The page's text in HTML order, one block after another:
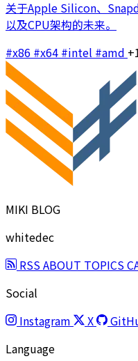
关于Apple Silicon、
以及CPU架构的未来。
#x86 #x64 #intel #amd
MIKI BLOG
whitedec
RSSABOUT TOPICS
Social
Instagram
X
Language